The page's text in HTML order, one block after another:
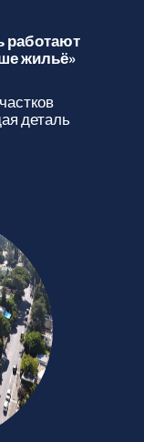
работают
жильё»
деталь